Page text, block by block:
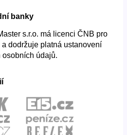
banky
s.r.o. má licenci ČNB pro
dodržuje platná ustanovení
osobních údajů.